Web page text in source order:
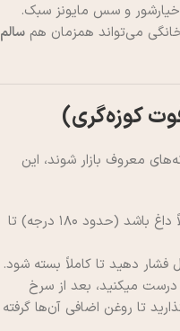
و سس مایونز سبک.
می‌تواند همزمان هم سالم
کوزه‌گری)
معروف بازار شوند، این
صفحه های ساندویچ ساز باید کاملاً داغ باشد (حدود ۱۸۰ درجه) تا
فشار دهید تا کاملاً بسته شود.
درست میکنید، بعد از سرخ
تا روغن اضافی آن‌ها گرفته